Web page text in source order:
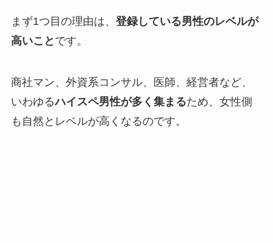
まず1つ目の理由は、 登録している男性のレベルが
高いこと です。
商社マン、外資系コンサル、医師、経営者など、
いわゆるハイスペ男性が多く集まるため、女性側
も自然とレベルが高くなるのです。